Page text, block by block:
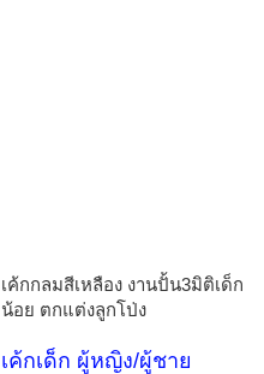
เค้กกลมสีเหลือง งานปั้น3มิติเด็ก
น้อย ตกแต่งลูกโป่ง
เค้กเด็ก ผู้หญิง/ผู้ชาย